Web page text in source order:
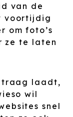
van de
voortijdig
om foto’s
ze te laten
traag laadt,
wil
snel